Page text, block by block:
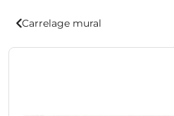
Carrelage mural